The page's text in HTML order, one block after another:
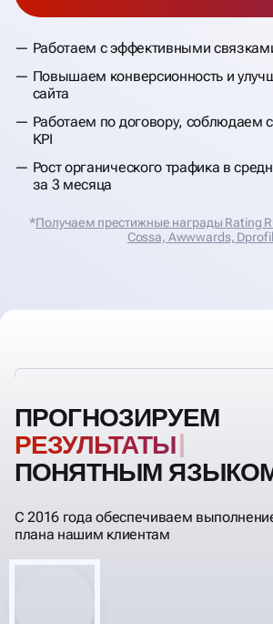
Работаем с эффективными
Повышаем конверсионность и
сайта
Работаем по договору, соблюдаем
KPI
Рост органического трафика в
за 3 месяца
*Получаем престижные награды Rating
Cossa, Аwwwards,
ПРОГНОЗИРУЕМ
РЕЗ
ПОНЯТНЫМ
С 2016 года обеспечиваем
плана нашим клиентам